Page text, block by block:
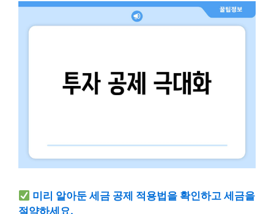
미리 알아둔 세금 공제 적용법을 확인하고 세금을
절약하세요.